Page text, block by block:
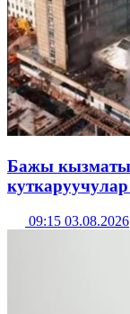
Бажы
09:15 03.08.2026